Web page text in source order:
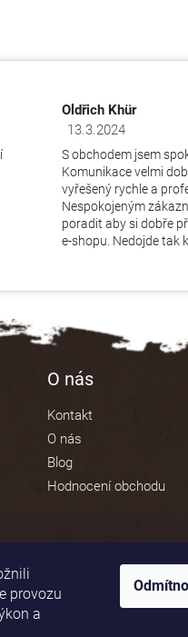
provozu
a
d
v
k
y
v
ý
p
Oldřich Khür
Hodnocení obchodu je
13.3.2024
S obchodem jsem
Komunikace velmi
vyřešený rychle a
Nespokojeným
poradit aby si dobře
e-shopu. Nedojde tak
O nás
Kontakt
O nás
Blog
Hodnocení obchodu